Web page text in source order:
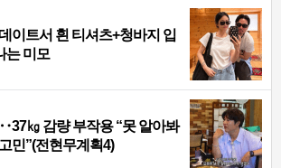
이트서 흰 티셔츠+청바지 입
는 미모
㎏ 감량 부작용 “못 알아봐
민”(전현무계획4)